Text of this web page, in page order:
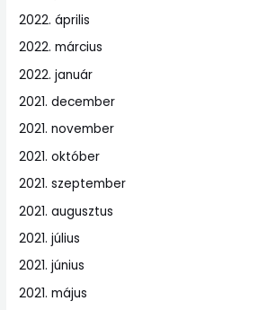
2022. április
2022. március
2022. január
2021. december
2021. november
2021. október
2021. szeptember
2021. augusztus
2021. július
2021. június
2021. május